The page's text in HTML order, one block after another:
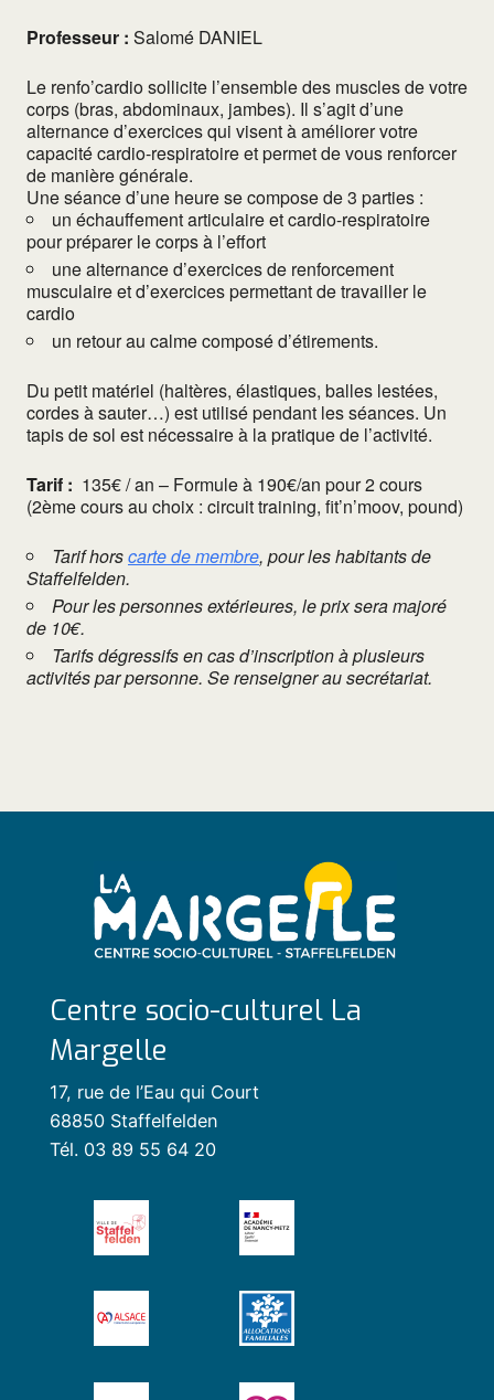
Professeur : Salomé DANIEL
Le renfo’cardio sollicite l’ensemble des muscles de votre
corps (bras, abdominaux, jambes). Il s’agit d’une
alternance d’exercices qui visent à améliorer votre
capacité cardio-respiratoire et permet de vous renforcer
de manière générale.
Une séance d’une heure se compose de 3 parties :
un échauffement articulaire et cardio-respiratoire
pour préparer le corps à l’effort
une alternance d’exercices de renforcement
musculaire et d’exercices permettant de travailler le
cardio
un retour au calme composé d’étirements.
Du petit matériel (haltères, élastiques, balles lestées,
cordes à sauter…) est utilisé pendant les séances. Un
tapis de sol est nécessaire à la pratique de l’activité.
Tarif : 135€ / an – Formule à 190€/an pour 2 cours
(2ème cours au choix : circuit training, fit’n’moov, pound)
Tarif horscarte de membre, pour les habitants de
Staffelfelden.
Pour les personnes extérieures, le prix sera majoré
de 10€.
Tarifs dégressifs en cas d’inscription à plusieurs
activités par personne. Se renseigner au secrétariat.
Centre socio-culturel La
Margelle
17, rue de l’Eau qui Court
68850 Staffelfelden
Tél. 03 89 55 64 20